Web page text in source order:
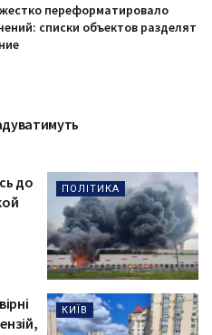
переформатировало
списки объектов разделят
ТЕХНОЛОГІЇ
ПОЛІТИКА
до
КИЇВ